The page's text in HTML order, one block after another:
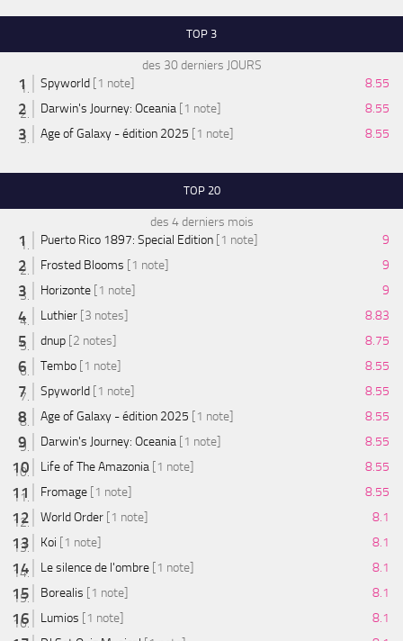
TOP 3
des 30 derniers JOURS
Spyworld [1 note]
8.55
Darwin's Journey: Oceania [1 note]
8.55
Age of Galaxy - édition 2025 [1 note] 8.55
TOP 20
des 4 derniers mois
Puerto Rico 1897: Special Edition [1 note]
9
Frosted Blooms [1 note]
9
Horizonte [1 note]
9
Luthier [3 notes]
8.83
dnup [2 notes]
8.75
Tembo [1 note]
8.55
Spyworld [1 note]
8.55
Age of Galaxy - édition 2025 [1 note]
8.55
Darwin's Journey: Oceania [1 note]
8.55
Life of The Amazonia [1 note]
8.55
Fromage [1 note]
8.55
World Order [1 note]
8.1
Koi [1 note]
8.1
Le silence de l'ombre [1 note]
8.1
Borealis [1 note]
8.1
Lumios [1 note]
8.1